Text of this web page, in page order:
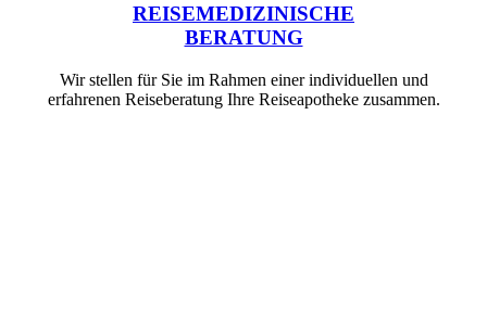
REISEMEDIZINISCHE
BERATUNG
Wir stellen für Sie im Rahmen einer individuellen und
erfahrenen Reiseberatung Ihre Reiseapotheke zusammen.